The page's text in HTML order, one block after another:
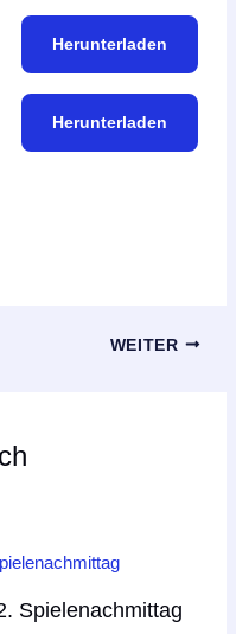
Herunterladen
Herunterladen
WEITER
Spielenachmittag